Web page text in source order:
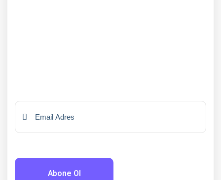
Abone Ol